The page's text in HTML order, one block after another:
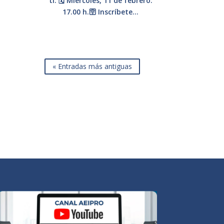
17.00 h.🛜 Inscríbete...
« Entradas más antiguas